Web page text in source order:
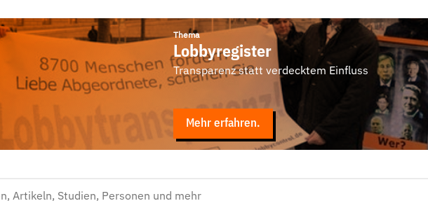
Thema
Lobbyregister
Transparenz statt verdecktem Einfluss
Mehr erfahren.